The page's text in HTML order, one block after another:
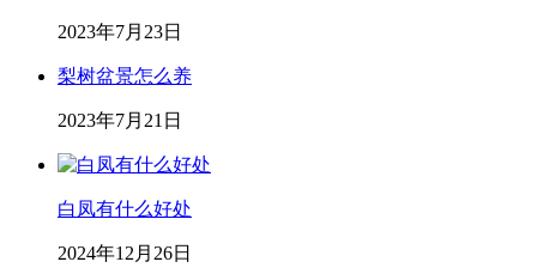
2023年7月23日
梨树盆景怎么养
2023年7月21日
白凤有什么好处
2024年12月26日